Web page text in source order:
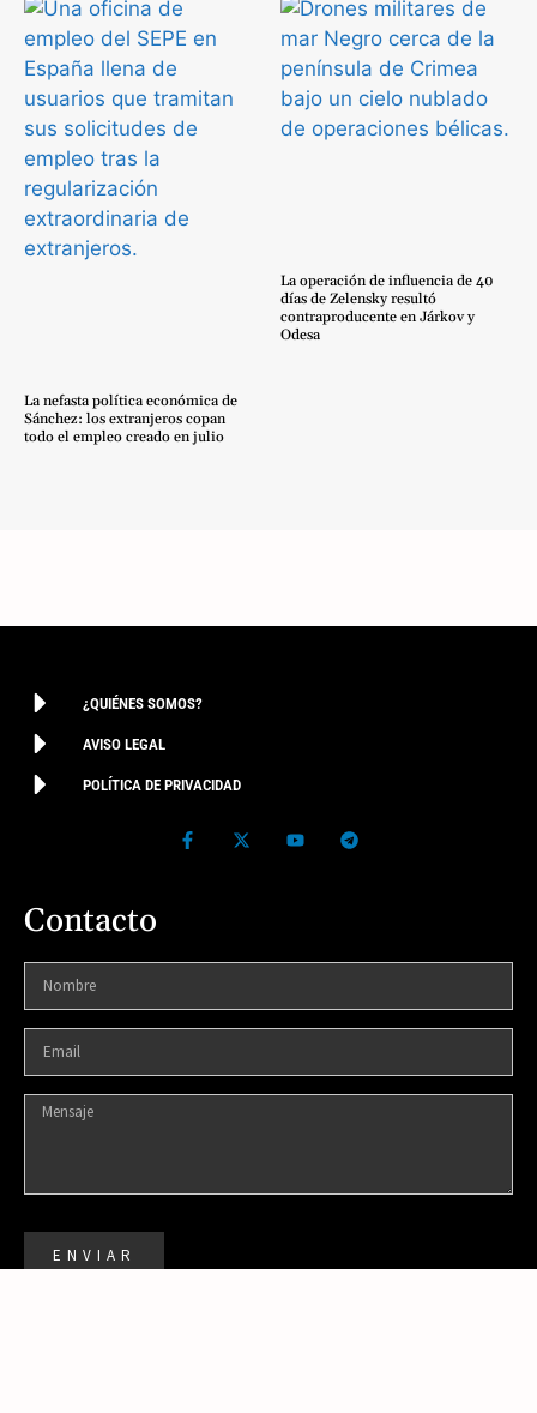
La nefasta política económica de
Sánchez: los extranjeros copan
todo el empleo creado en julio
La operación de influencia de 40
días de Zelensky resultó
contraproducente en Járkov y
Odesa
¿QUIÉNES SOMOS?
AVISO LEGAL
POLÍTICA DE PRIVACIDAD
Contacto
ENVIAR